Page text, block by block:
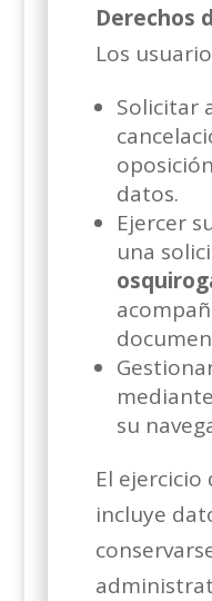
Derechos
Los
Solicitar
datos.
Ejercer
una
su
El
incluye